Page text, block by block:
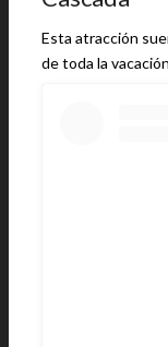
Esta atracción
de toda la